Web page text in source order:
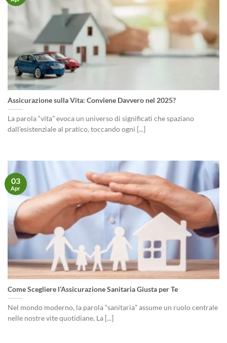
Assicurazione sulla Vita: Conviene Davvero nel 2025?
La parola “vita” evoca un universo di significati che spaziano
dall’esistenziale al pratico, toccando ogni [...]
Come Scegliere l’Assicurazione Sanitaria Giusta per Te
Nel mondo moderno, la parola “sanitaria” assume un ruolo centrale
nelle nostre vite quotidiane. La [...]
03
Apr